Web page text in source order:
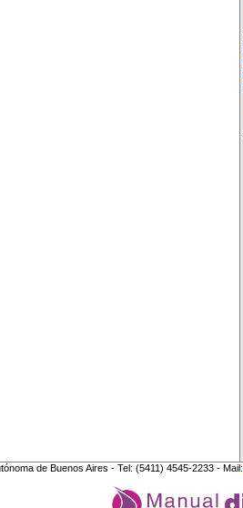
de Buenos Aires - Tel: (5411) 4545-2233 - Mail: